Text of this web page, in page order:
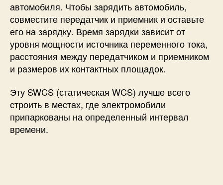
автомобиля. Чтобы зарядить автомобиль,
совместите передатчик и приемник и оставьте
его на зарядку. Время зарядки зависит от
уровня мощности источника переменного тока,
расстояния между передатчиком и приемником
и размеров их контактных площадок.
Эту SWCS (статическая WCS) лучше всего
строить в местах, где электромобили
припаркованы на определенный интервал
времени.